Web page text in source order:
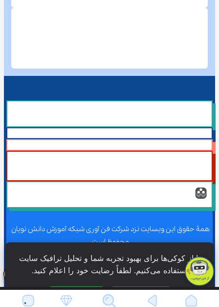
همۀ حقوق این وبسایت نزد شرکت فن آوری شبکه آموزش دانش نویان
محفوظ است.
همۀ حقوق این وبسایت نزد شرکت فن آوری شبکه آموزش دانش نویان
محفوظ است.
ما از کوکی‌ها برای بهبود تجربه شما و تحلیل ترافیک سایت
استفاده می‌کنیم. لطفاً رضایت خود را اعلام کنید.
فقط ضروری پذیرش همه